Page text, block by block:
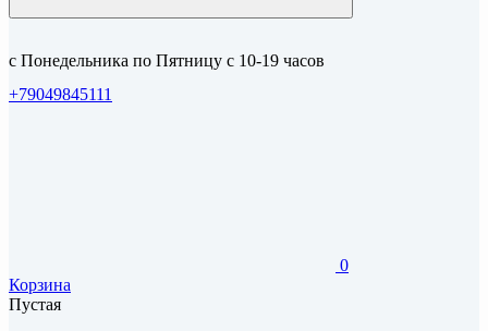
с Понедельника по Пятницу с 10-19 часов
+79049845111
0
Корзина
Пустая